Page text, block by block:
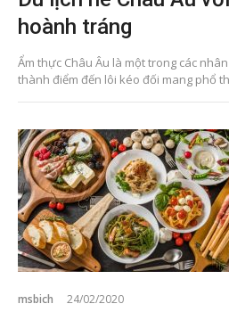
hoành tráng
Ẩm thực Châu Âu là một trong các
thành điểm đến lôi kéo đối mang phổ
msbich 24/02/2020